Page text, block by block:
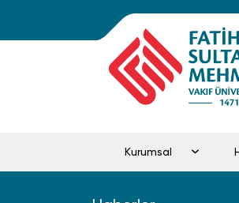
Kurumsal